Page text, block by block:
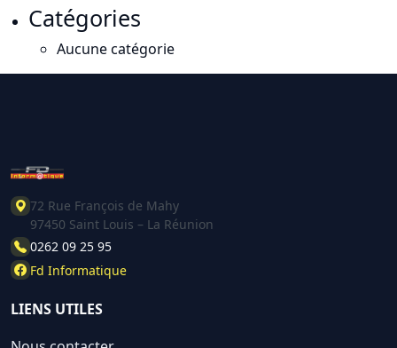
Catégories
Aucune catégorie
72 Rue François de Mahy
97450 Saint Louis – La Réunion
0262 09 25 95
Fd Informatique
LIENS UTILES